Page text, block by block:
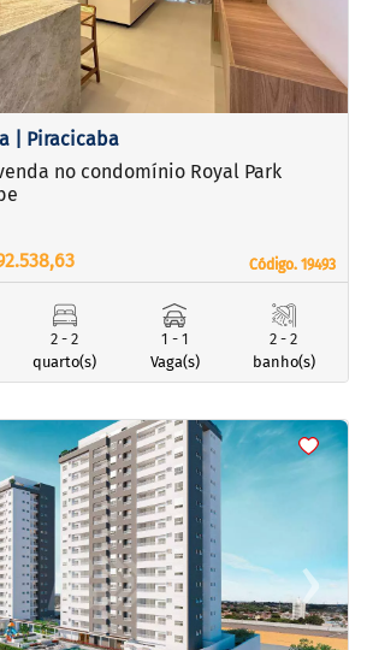
| Piracicaba
Código. 19493
Código. 19493
no condomínio Royal Park
2 - 2
quarto(s)
1 - 1
Vaga(s)
2 - 2
banho(s)
›Next